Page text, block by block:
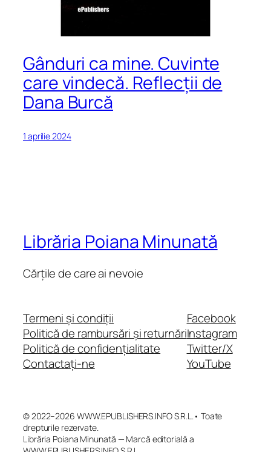
Gânduri ca mine. Cuvinte
care vindecă. Reflecții de
Dana Burcă
1 aprilie 2024
Librăria Poiana Minunată
Cărțile de care ai nevoie
Termeni și condiții
Politică de rambursări și returnări
Politică de confidențialitate
Contactați-ne
Facebook
Instagram
Twitter/X
YouTube
© 2022–2026 WWW.EPUBLISHERS.INFO S.R.L.• Toate
drepturile rezervate.
Librăria Poiana Minunată — Marcă editorială a